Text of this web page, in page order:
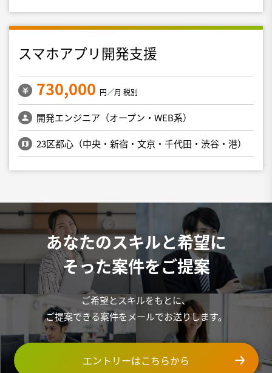
スマホアプリ開発支援
730,000 円／月 税別
開発エンジニア（オープン・WEB系）
23区都心（中央・新宿・文京・千代田・渋谷・港）
あなたのスキルと希望に
そった案件をご提案
ご希望とスキルをもとに、
ご提案できる案件をメールでお送りします。
エントリーはこちらから